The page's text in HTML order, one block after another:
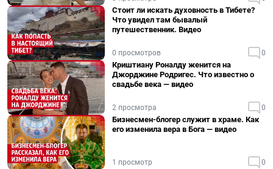
Стоит ли искать духовность в Тибете?
Что увидел там бывалый
путешественник. Видео
0 просмотров 0
Криштиану Роналду женится на
Джорджине Родригес. Что известно о
свадьбе века — видео
2 просмотра 0
Бизнесмен-блогер служит в храме. Как
его изменила вера в Бога — видео
1 просмотр 0